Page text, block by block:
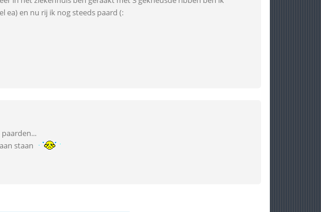
ea) en nu rij ik nog steeds paard (:
staan